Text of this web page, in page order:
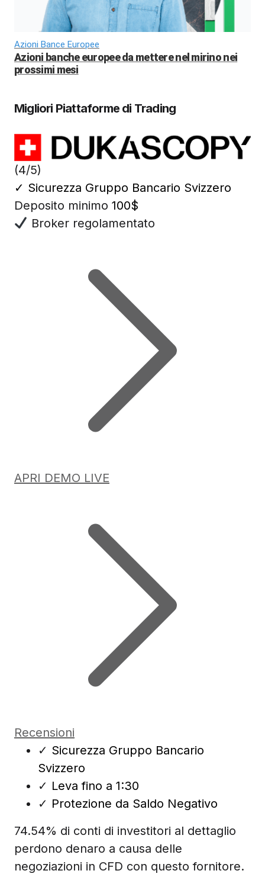
Azioni Bance Europee
Azioni banche europee da mettere nel mirino nei
prossimi mesi
Migliori Piattaforme di Trading
(4/5)
✓ Sicurezza Gruppo Bancario Svizzero
Deposito minimo 100$
Broker regolamentato
APRI DEMO LIVE
Recensioni
✓ Sicurezza Gruppo Bancario
Svizzero
✓ Leva fino a 1:30
✓ Protezione da Saldo Negativo
74.54% di conti di investitori al dettaglio
perdono denaro a causa delle
negoziazioni in CFD con questo fornitore.